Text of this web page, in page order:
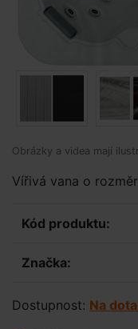
Obrázky a videa mají
Vířivá vana o
Kód produktu:
Značka:
Dostupnost: Na